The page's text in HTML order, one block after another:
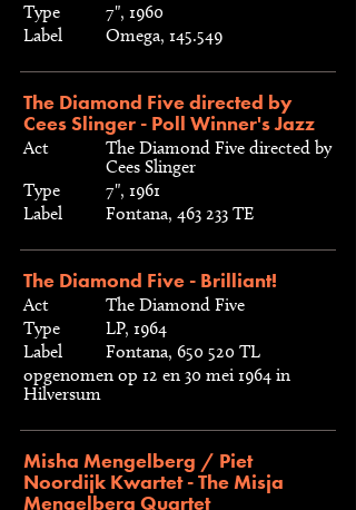
Type
7", 1960
Label
Omega, 145.549
The Diamond Five directed by
Cees Slinger - Poll Winner's Jazz
Act
The Diamond Five directed by
Cees Slinger
Type
7", 1961
Label
Fontana, 463 233 TE
The Diamond Five - Brilliant!
Act
The Diamond Five
Type
LP, 1964
Label
Fontana, 650 520 TL
opgenomen op 12 en 30 mei 1964 in
Hilversum
Misha Mengelberg / Piet
Noordijk Kwartet - The Misja
Mengelberg Quartet